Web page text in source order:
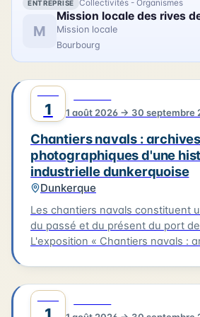
ENTREPRISE Collectivités - Organismes
M
Mission locale
Bourbourg
1 1 août 2026 → 30 septembre
Chantiers navals : archives
photographiques d'une
industrielle dunkerquoise
Dunkerque
Les chantiers navals constituent
du passé et du présent du port
L'exposition « Chantiers navals :
collections du musée et évoque
chantiers : Ziegler, les Ateliers et